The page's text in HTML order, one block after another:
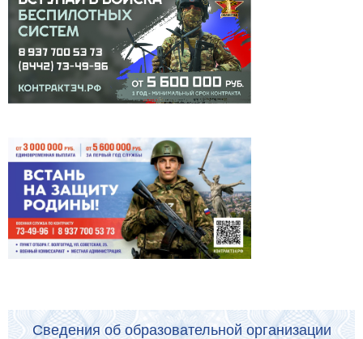
Сведения об образовательной организации